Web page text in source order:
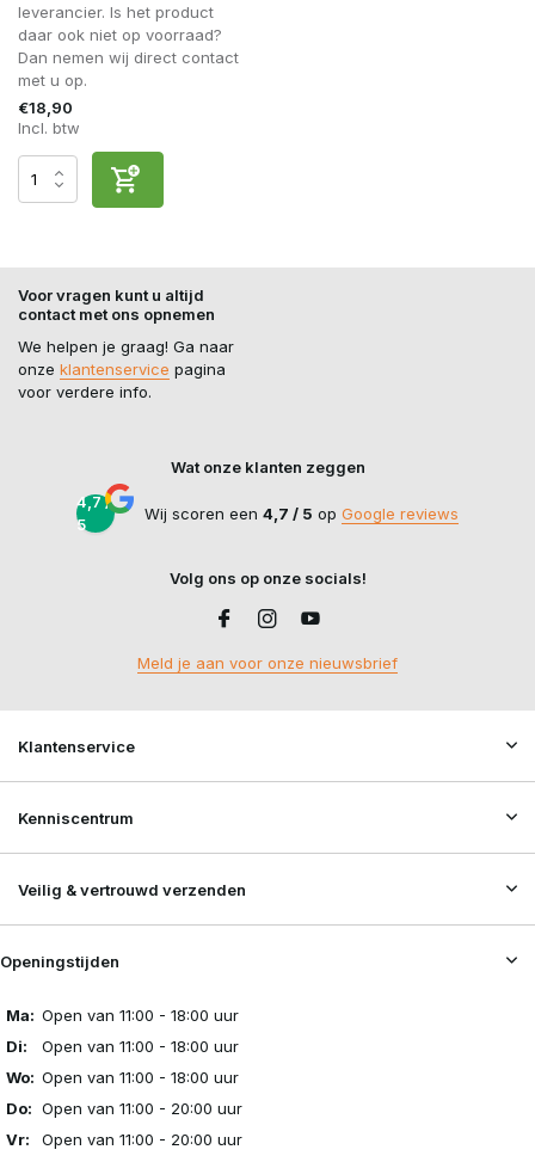
leverancier. Is het product
daar ook niet op voorraad?
Dan nemen wij direct contact
met u op.
€18,90
Incl. btw
Voor vragen kunt u altijd
contact met ons opnemen
We helpen je graag! Ga naar
onze klantenservice pagina
voor verdere info.
Wat onze klanten zeggen
4,7 /
5
Wij scoren een 4,7 / 5 op Google reviews
Volg ons op onze socials!
Meld je aan voor onze nieuwsbrief
Klantenservice
Kenniscentrum
Veilig & vertrouwd verzenden
Openingstijden
Ma: Open van 11:00 - 18:00 uur
Di:
Open van 11:00 - 18:00 uur
Wo: Open van 11:00 - 18:00 uur
Do: Open van 11:00 - 20:00 uur
Vr:
Open van 11:00 - 20:00 uur